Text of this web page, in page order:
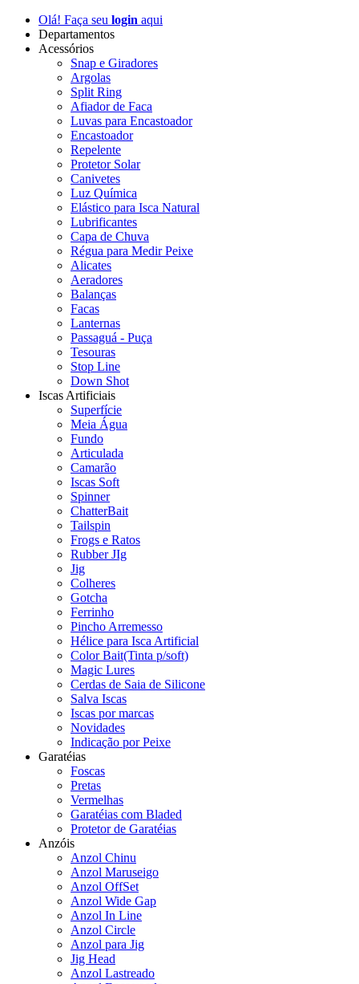
Olá! Faça seu login aqui
Departamentos
Acessórios
Snap e Giradores
Argolas
Split Ring
Afiador de Faca
Luvas para Encastoador
Encastoador
Repelente
Protetor Solar
Canivetes
Luz Química
Elástico para Isca Natural
Lubrificantes
Capa de Chuva
Régua para Medir Peixe
Alicates
Aeradores
Balanças
Facas
Lanternas
Passaguá - Puça
Tesouras
Stop Line
Down Shot
Iscas Artificiais
Superfície
Meia Água
Fundo
Articulada
Camarão
Iscas Soft
Spinner
ChatterBait
Tailspin
Frogs e Ratos
Rubber JIg
Jig
Colheres
Gotcha
Ferrinho
Pincho Arremesso
Hélice para Isca Artificial
Color Bait(Tinta p/soft)
Magic Lures
Cerdas de Saia de Silicone
Salva Iscas
Iscas por marcas
Novidades
Indicação por Peixe
Garatéias
Foscas
Pretas
Vermelhas
Garatéias com Bladed
Protetor de Garatéias
Anzóis
Anzol Chinu
Anzol Maruseigo
Anzol OffSet
Anzol Wide Gap
Anzol In Line
Anzol Circle
Anzol para Jig
Jig Head
Anzol Lastreado